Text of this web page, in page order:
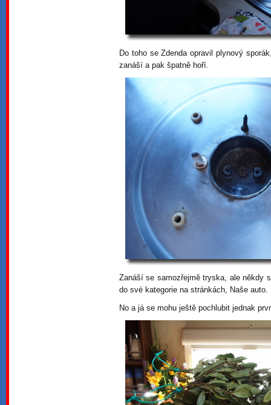
Do toho se Zdenda opravil plynový
zanáší a pak špatně hoří.
Zanáší se samozřejmě tryska, ale někdy
do své kategorie na stránkách, Naše auto.
No a já se mohu ještě pochlubit jednak